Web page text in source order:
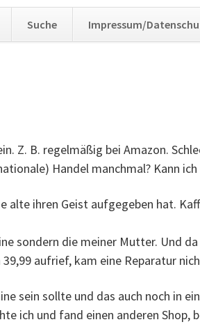
Suche Impressum/
Z. B. regelmäßig bei Amazon.
Handel manchmal? Kann
alte ihren Geist aufgegeben hat.
sondern die meiner Mutter. Und
aufrief, kam eine Reparatur
sein sollte und das auch noch in
ich und fand einen anderen